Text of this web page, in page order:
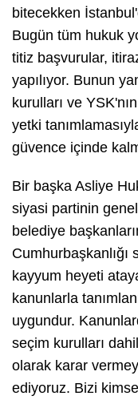
bitecekken
Bugün tüm hukuk
titiz başvurular,
yapılıyor. Bunun
kurulları ve
yetki
güvence içinde
Bir başka Asliye
siyasi partinin
belediye
kayyum heyeti
kanunlarla
uygundur.
seçim kurulları
olarak karar
ediyoruz. Bizi